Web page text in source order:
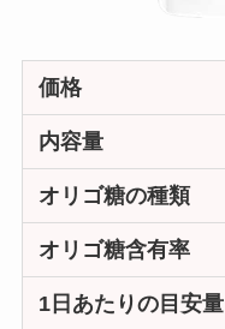
価格
内容量
オリゴ糖の種類
オリゴ糖含有率
1日あたりの目安量